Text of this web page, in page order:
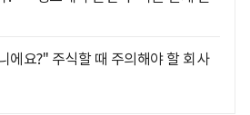
에요?" 주식할 때 주의해야 할 회사